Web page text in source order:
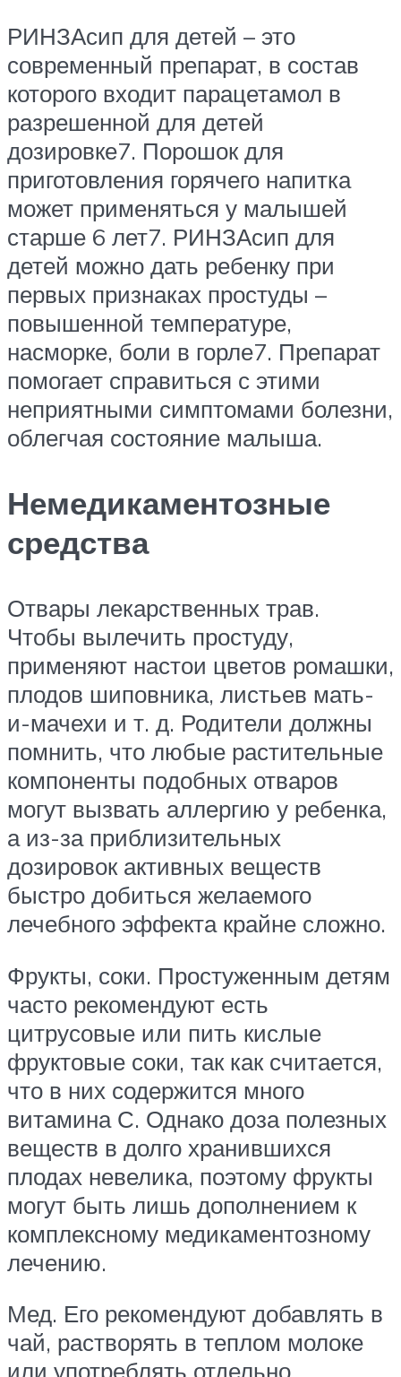
РИНЗАсип для детей – это
современный препарат, в состав
которого входит парацетамол в
разрешенной для детей
дозировке7. Порошок для
приготовления горячего напитка
может применяться у малышей
старше 6 лет7. РИНЗАсип для
детей можно дать ребенку при
первых признаках простуды –
повышенной температуре,
насморке, боли в горле7. Препарат
помогает справиться с этими
неприятными симптомами болезни,
облегчая состояние малыша.
Немедикаментозные
средства
Отвары лекарственных трав.
Чтобы вылечить простуду,
применяют настои цветов ромашки,
плодов шиповника, листьев мать-
и-мачехи и т. д. Родители должны
помнить, что любые растительные
компоненты подобных отваров
могут вызвать аллергию у ребенка,
а из-за приблизительных
дозировок активных веществ
быстро добиться желаемого
лечебного эффекта крайне сложно.
Фрукты, соки. Простуженным детям
часто рекомендуют есть
цитрусовые или пить кислые
фруктовые соки, так как считается,
что в них содержится много
витамина С. Однако доза полезных
веществ в долго хранившихся
плодах невелика, поэтому фрукты
могут быть лишь дополнением к
комплексному медикаментозному
лечению.
Мед. Его рекомендуют добавлять в
чай, растворять в теплом молоке
или употреблять отдельно